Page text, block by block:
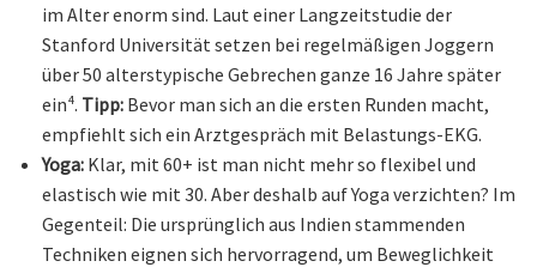
im Alter enorm sind. Laut einer Langzeitstudie der
Stanford Universität setzen bei regelmäßigen Joggern
über 50 alterstypische Gebrechen ganze 16 Jahre später
ein⁴. Tipp: Bevor man sich an die ersten Runden macht,
empfiehlt sich ein Arztgespräch mit Belastungs-EKG.
Yoga: Klar, mit 60+ ist man nicht mehr so flexibel und
elastisch wie mit 30. Aber deshalb auf Yoga verzichten? Im
Gegenteil: Die ursprünglich aus Indien stammenden
Techniken eignen sich hervorragend, um Beweglichkeit